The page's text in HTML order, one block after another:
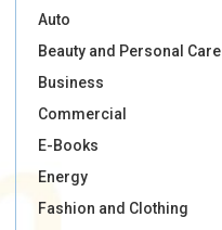
Auto
Beauty and Personal Care
Business
Commercial
E-Books
Energy
Fashion and Clothing